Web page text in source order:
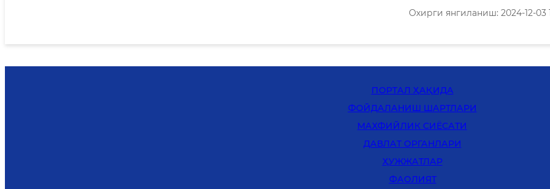
Охирги янгиланиш: 2024-12-03
ПОРТАЛ ҲАҚИДА
ФОЙДАЛАНИШ ШАРТЛАРИ
MАХФИЙЛИК СИЁСАТИ
ДАВЛАТ ОРГАНЛАРИ
ҲУЖЖАТЛАР
ФАОЛИЯТ